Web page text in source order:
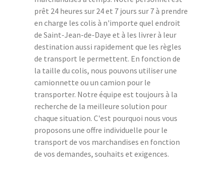
prêt 24 heures sur 24 et 7 jours sur 7 à prendre
en charge les colis à n'importe quel endroit
de Saint-Jean-de-Daye et à les livrer à leur
destination aussi rapidement que les règles
de transport le permettent. En fonction de
la taille du colis, nous pouvons utiliser une
camionnette ou un camion pour le
transporter. Notre équipe est toujours à la
recherche de la meilleure solution pour
chaque situation. C'est pourquoi nous vous
proposons une offre individuelle pour le
transport de vos marchandises en fonction
de vos demandes, souhaits et exigences.